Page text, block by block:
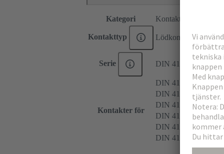
Kategori Kontakter
Kontakttyp Lödkontakt
Serie DIN 41612
Kontakter för
DIN 41612 Typ D
DIN 41612 Typ E
DIN 41612 Typ F
DIN 41612 Typ 2F
DIN 41612 Typ F9
DIN 41612 Typ MH